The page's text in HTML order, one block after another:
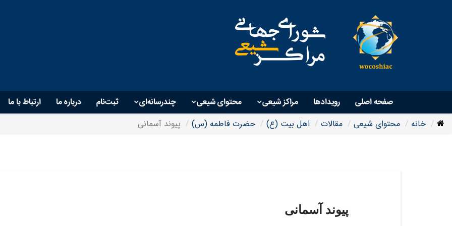
صفحه اصلی رویداد‌ها مراکز شیعی محتوای شیعی چندرسانه‌ای ثبت‌نام درباره ما ارتباط با ما
خانه محتوای شیعی مقالات اهل بیت (ع) حضرت فاطمه (س) پیوند آسمانی
پیوند آسمانی